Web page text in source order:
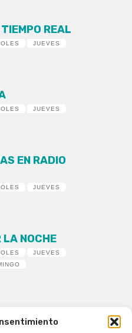
REAL
JUEVES
JUEVES
EN RADIO
JUEVES
LA NOCHE
JUEVES